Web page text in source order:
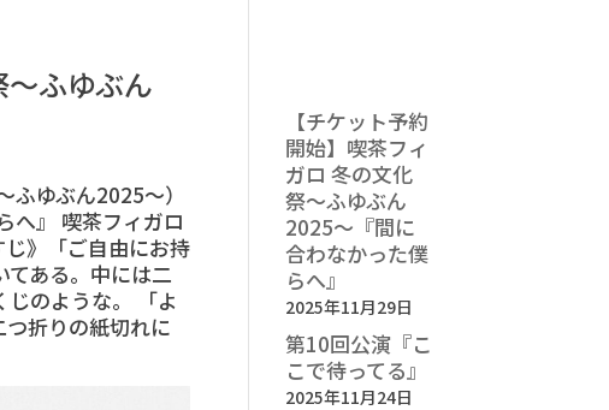
〜ふゆぶん
ゆぶん2025〜）
へ』 喫茶フィガロ
》「ご自由にお持
ある。中には二
のような。 「よ
折りの紙切れに
【チケット予約
開始】喫茶フィ
ガロ 冬の文化
祭〜ふゆぶん
2025〜『間に
合わなかった僕
らへ』
2025年11月29日
第10回公演『こ
こで待ってる』
2025年11月24日